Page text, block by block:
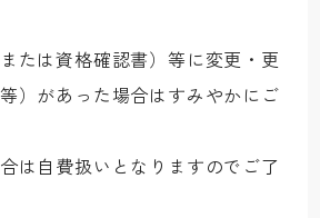
たは資格確認書）等に変更・更
）があった場合はすみやかにご
は自費扱いとなりますのでご了